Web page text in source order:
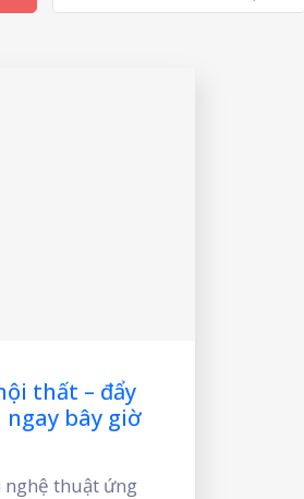
thất – đẩy
bây giờ
thuật ứng